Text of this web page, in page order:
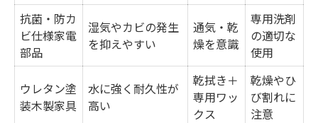
抗菌・防カ
ビ仕様家電
部品
湿気やカビの発生
を抑えやすい
通気・乾
燥を意識
専用洗剤
の適切な
使用
ウレタン塗
装木製家具
水に強く耐久性が
高い
乾拭き＋
専用ワッ
クス
乾燥やひ
び割れに
注意